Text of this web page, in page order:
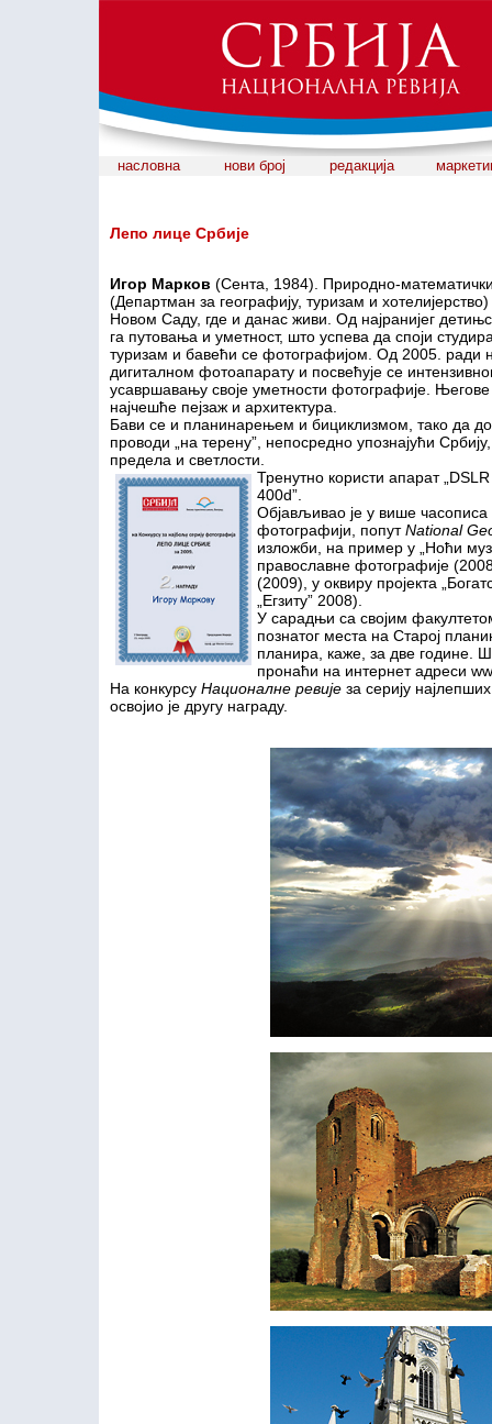
насловна нови број редакција
Лепо лице Србије
Игор Марков (Сента, 1984). Природно-
(Департман за географију, туризам и
Новом Саду, где и данас живи. Од најранијег
га путовања и уметност, што успева да споји
туризам и бавећи се фотографијом. Од 2005. ради
дигиталном фотоапарату и посвећује се
усавршавању своје уметности фотографије.
најчешће пејзаж и архитектура.
Бави се и планинарењем и бициклизмом, тако да
проводи „на терену”, непосредно упознајући
предела и светлости.
Тренутно користи апарат
400d”.
Објављивао је у више часописа
фотографији, попутNational
изложби, на пример у „Ноћи
православне фотографије
(2009), у оквиру пројекта
„Егзиту” 2008).
У сарадњи са својим
познатог места на Старој
планира, каже, за две године.
пронаћи на интернет адреси
На конкурсу Националне ревије за серију
освојио је другу награду.